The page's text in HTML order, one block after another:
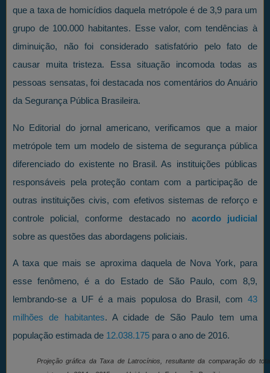
que a taxa de homicídios daquela metrópole é de 3,9 para um
grupo de 100.000 habitantes. Esse valor, com tendências à
diminuição, não foi considerado satisfatório pelo fato de
causar muita tristeza. Essa situação incomoda todas as
pessoas sensatas, foi destacada nos comentários do Anuário
da Segurança Pública Brasileira.
No Editorial do jornal americano, verificamos que a maior
metrópole tem um modelo de sistema de segurança pública
diferenciado do existente no Brasil. As instituições públicas
responsáveis pela proteção contam com a participação de
outras instituições civis, com efetivos sistemas de reforço e
controle policial, conforme destacado no acordo judicial
sobre as questões das abordagens policiais.
A taxa que mais se aproxima daquela de Nova York, para
esse fenômeno, é a do Estado de São Paulo, com 8,9,
lembrando-se a UF é a mais populosa do Brasil, com 43
milhões de habitantes. A cidade de São Paulo tem uma
população estimada de 12.038.175 para o ano de 2016.
Projeção gráfica da Taxa de Latrocínios, resultante da comparação do